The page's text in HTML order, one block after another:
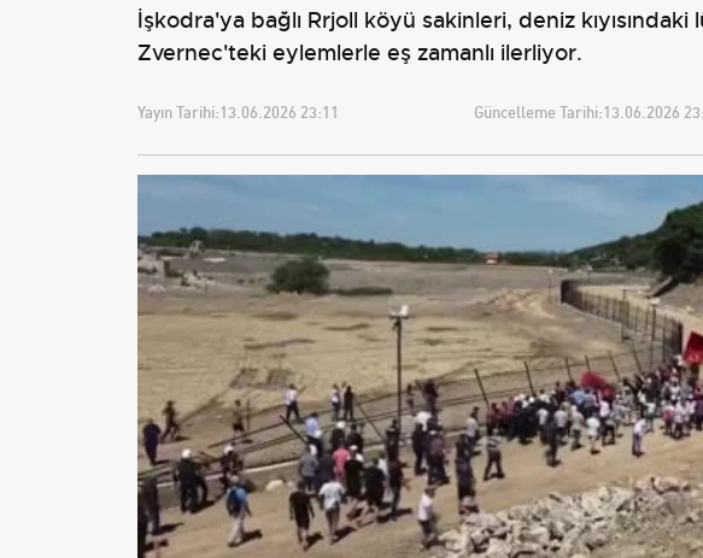
İşkodra'ya bağlı Rrjoll köyü sakinleri, deniz
Zvernec'teki eylemlerle eş zamanlı ilerliyor.
Yayın Tarihi:13.06.2026 23:11 Güncelleme Tarihi:13.06.2026